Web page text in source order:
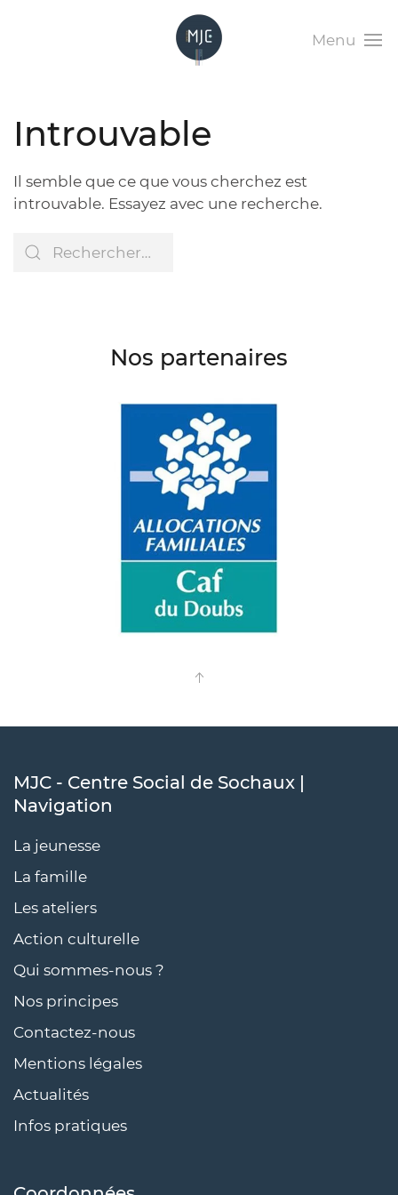
Menu
Introuvable
Il semble que ce que vous cherchez est
introuvable. Essayez avec une recherche.
Nos partenaires
MJC - Centre Social de Sochaux |
Navigation
La jeunesse
La famille
Les ateliers
Action culturelle
Qui sommes-nous ?
Nos principes
Contactez-nous
Mentions légales
Actualités
Infos pratiques